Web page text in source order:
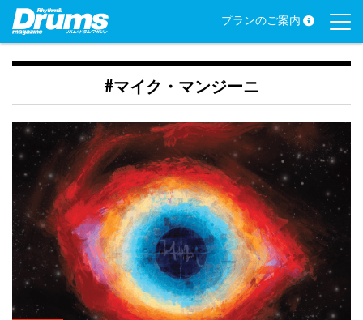
Skip
content
プランのご案内
#マイク・マンジーニ